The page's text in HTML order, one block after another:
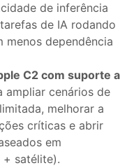
de inferência
de IA rodando
dependência
C2 com suporte a
ampliar cenários de
melhorar a
críticas e abrir
em
satélite).